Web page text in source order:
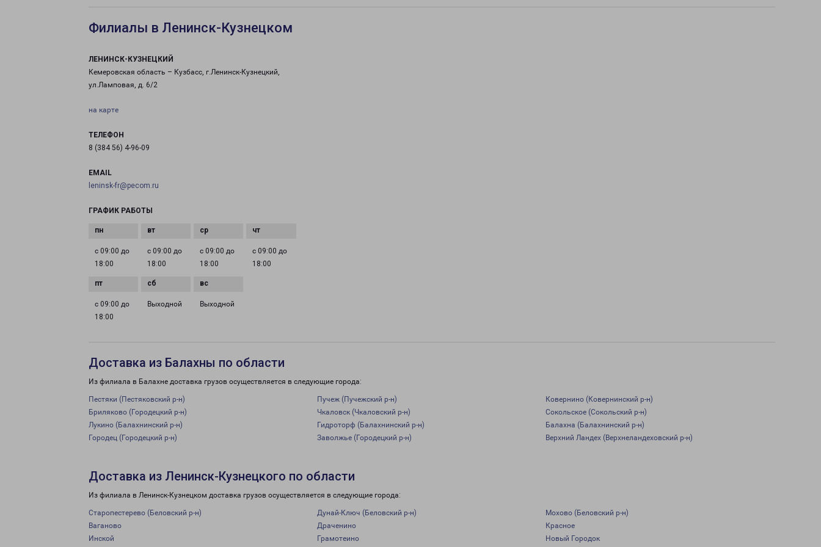
Филиалы в Ленинск-Кузнецком
ЛЕНИНСК-КУЗНЕЦКИЙ
Кемеровская область – Кузбасс, г.Ленинск-Кузнецкий,
ул.Ламповая, д. 6/2
на карте
ТЕЛЕФОН
8 (384 56) 4-96-09
EMAIL
leninsk-fr@pecom.ru
ГРАФИК РАБОТЫ
с 09:00 до
18:00
с 09:00 до
18:00
с 09:00 до
18:00
с 09:00 до
18:00
с 09:00 до
18:00
Выходной Выходной
Доставка из Балахны по области
Из филиала в Балахне доставка грузов осуществляется в следующие города:
Пестяки (Пестяковский р-н) Пучеж (Пучежский р-н)
Ковернино (Ковернинский р-н)
Бриляково (Городецкий р-н)
Чкаловск (Чкаловский р-н)
Сокольское (Сокольский р-н)
Лукино (Балахнинский р-н)
Гидроторф (Балахнинский р-н)
Балахна (Балахнинский р-н)
Городец (Городецкий р-н)
Заволжье (Городецкий р-н) Верхний Ландех (Верхнеландеховский р-н)
Доставка из Ленинск-Кузнецкого по области
Из филиала в Ленинск-Кузнецком доставка грузов осуществляется в следующие города:
Старопестерево (Беловский р-н) Дунай-Ключ (Беловский р-н)
Мохово (Беловский р-н)
Ваганово
Драченино
Красное
Инской
Грамотеино Новый Городок